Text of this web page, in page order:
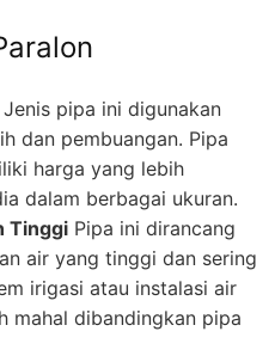
Jenis pipa ini digunakan
dan pembuangan. Pipa
harga yang lebih
dalam berbagai ukuran.
Tinggi Pipa ini dirancang
air yang tinggi dan sering
irigasi atau instalasi air
mahal dibandingkan pipa